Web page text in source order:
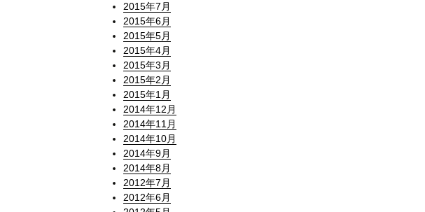
2015年7月
2015年6月
2015年5月
2015年4月
2015年3月
2015年2月
2015年1月
2014年12月
2014年11月
2014年10月
2014年9月
2014年8月
2012年7月
2012年6月